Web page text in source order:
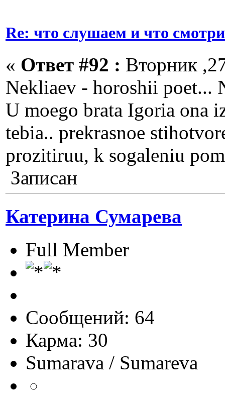
Re: что слушаем и что
« Ответ #92 : Вторник
Nekliaev - horoshii poet...
U moego brata Igoria ona
tebia.. prekrasnoe
prozitiruu, k sogaleniu
Записан
Катерина Сумарева
Full Member
Сообщений: 64
Карма: 30
Sumarava / Sumareva